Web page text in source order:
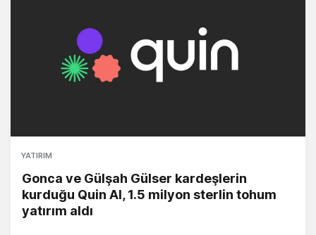
YATIRIM
Gonca ve Gülşah Gülser kardeşlerin
kurduğu Quin AI, 1.5 milyon sterlin tohum
yatırım aldı